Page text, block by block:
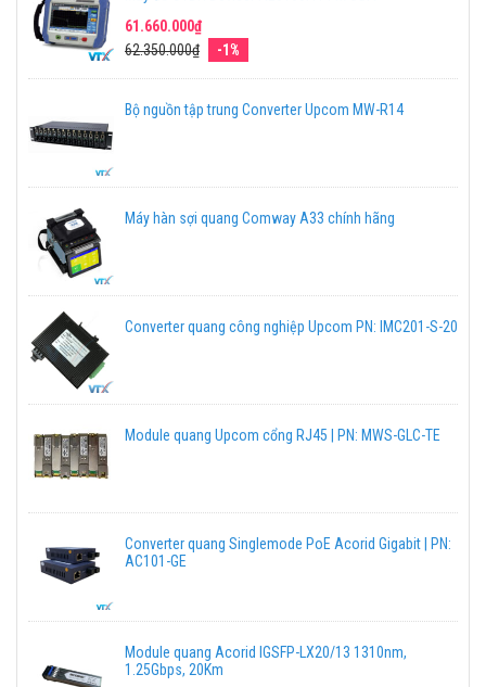
61.660.000₫
62.350.000₫
-1%
Bộ nguồn tập trung Converter Upcom MW-R14
Máy hàn sợi quang Comway A33 chính hãng
Converter quang công nghiệp Upcom PN: IMC201-S-20
Module quang Upcom cổng RJ45 | PN: MWS-GLC-TE
Converter quang Singlemode PoE Acorid Gigabit | PN:
AC101-GE
Module quang Acorid IGSFP-LX20/13 1310nm,
1.25Gbps, 20Km